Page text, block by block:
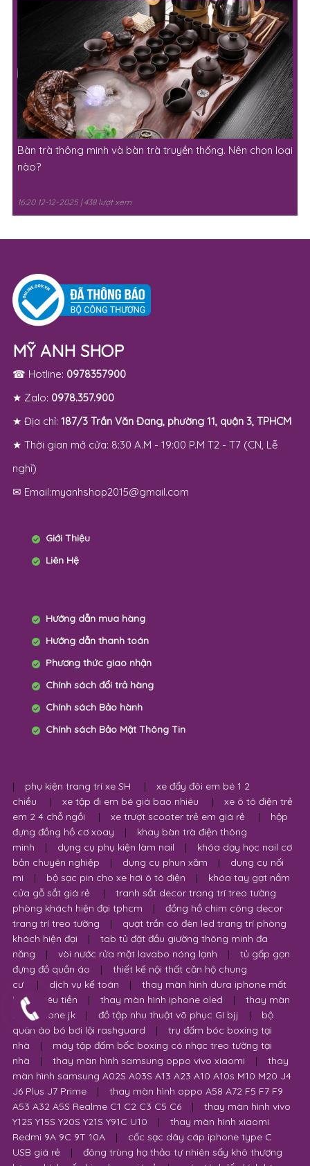
Bàn trà thông minh và bàn trà truyền thống. Nên chọn loại
nào?
16:20 12-12-2025 | 438 lượt xem
MỸ ANH SHOP
☎ Hotline: 0978357900
★ Zalo: 0978.357.900
★ Địa chỉ: 187/3 Trần Văn Đang, phường 11, quận 3, TPHCM
★ Thời gian mở cửa: 8:30 A.M - 19:00 P.M T2 - T7 (CN, Lễ
nghỉ)
✉ Email:myanhshop2015@gmail.com
Giới Thiệu
Liên Hệ
Hướng dẫn mua hàng
Hướng dẫn thanh toán
Phương thức giao nhận
Chính sách đổi trả hàng
Chính sách Bảo hành
Chính sách Bảo Mật Thông Tin
| phụ kiện trang trí xe SH |
xe đẩy đôi em bé 1 2
chiều
| xe tập đi em bé giá bao nhiêu |
xe ô tô điện trẻ
em 2 4 chỗ ngồi
| xe trượt scooter trẻ em giá rẻ |
hộp
đựng đồng hồ cơ xoay
|
khay bàn trà điện thông
minh
| dụng cụ phụ kiện làm nail |
khóa dạy học nail cơ
bản chuyên nghiệp
| dụng cụ phun xăm |
dụng cụ nối
mi
| bộ sạc pin cho xe hơi ô tô điện |
khóa tay gạt nắm
cửa gỗ sắt giá rẻ
|
tranh sắt decor trang trí treo tường
phòng khách hiện đại tphcm
|
đồng hồ chim công decor
trang trí treo tường
|
quạt trần có đèn led trang trí phòng
khách hiện đại
|
tab tủ đặt đầu giường thông minh đa
năng
| vòi nước rửa mặt lavabo nóng lạnh |
tủ gấp gọn
đựng đồ quần áo
|
thiết kế nội thất căn hộ chung
cư
| dịch vụ kế toán |
thay màn hình dura iphone mất
bao nhiêu tiền
| thay màn hình iphone oled |
thay màn
hình iphone jk
| đồ tập nhu thuật võ phục GI bjj |
bộ
quần áo bó bơi lội rashguard
|
trụ đấm bóc boxing tại
nhà
|
máy tập đấm bốc boxing có nhạc treo tường tại
nhà
| thay màn hình samsung oppo vivo xiaomi |
thay
màn hình samsung A02S A03S A13 A23 A10 A10s M10 M20 J4
J6 Plus J7 Prime
|
thay màn hình oppo A58 A72 F5 F7 F9
A53 A32 A5S Realme C1 C2 C3 C5 C6
|
thay màn hình vivo
Y12S Y15S Y20S Y21S Y91C U10
|
thay màn hình xiaomi
Redmi 9A 9C 9T 10A
|
cốc sạc dây cáp iphone type C
USB giá rẻ
|
đông trùng hạ thảo tự nhiên sấy khô thượng